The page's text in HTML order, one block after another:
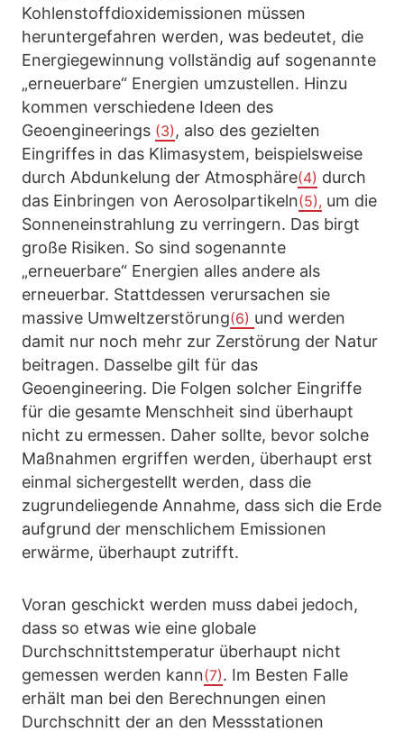
Kohlenstoffdioxidemissionen müssen
heruntergefahren werden, was bedeutet, die
Energiegewinnung vollständig auf sogenannte
„erneuerbare“ Energien umzustellen. Hinzu
kommen verschiedene Ideen des
Geoengineerings (3) , also des gezielten
Eingriffes in das Klimasystem, beispielsweise
durch Abdunkelung der Atmosphäre(4) durch
das Einbringen von Aerosolpartikeln(5), um die
Sonneneinstrahlung zu verringern. Das birgt
große Risiken. So sind sogenannte
„erneuerbare“ Energien alles andere als
erneuerbar. Stattdessen verursachen sie
massive Umweltzerstörung(6) und werden
damit nur noch mehr zur Zerstörung der Natur
beitragen. Dasselbe gilt für das
Geoengineering. Die Folgen solcher Eingriffe
für die gesamte Menschheit sind überhaupt
nicht zu ermessen. Daher sollte, bevor solche
Maßnahmen ergriffen werden, überhaupt erst
einmal sichergestellt werden, dass die
zugrundeliegende Annahme, dass sich die Erde
aufgrund der menschlichem Emissionen
erwärme, überhaupt zutrifft.
Voran geschickt werden muss dabei jedoch,
dass so etwas wie eine globale
Durchschnittstemperatur überhaupt nicht
gemessen werden kann(7). Im Besten Falle
erhält man bei den Berechnungen einen
Durchschnitt der an den Messstationen